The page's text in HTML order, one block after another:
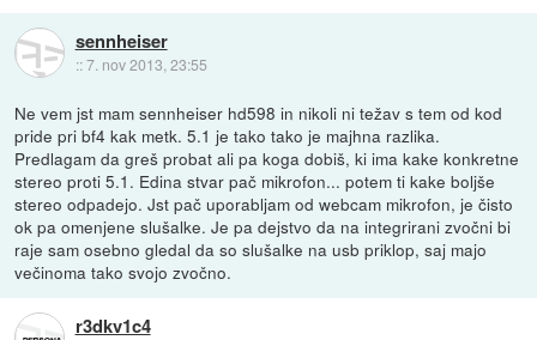
sennheiser
::7. nov 2013, 23:55
Ne vem jst mam sennheiser hd598 in nikoli ni težav s tem od kod
pride pri bf4 kak metk. 5.1 je tako tako je majhna razlika.
Predlagam da greš probat ali pa koga dobiš, ki ima kake konkretne
stereo proti 5.1. Edina stvar pač mikrofon... potem ti kake boljše
stereo odpadejo. Jst pač uporabljam od webcam mikrofon, je čisto
ok pa omenjene slušalke. Je pa dejstvo da na integrirani zvočni bi
raje sam osebno gledal da so slušalke na usb priklop, saj majo
večinoma tako svojo zvočno.
r3dkv1c4